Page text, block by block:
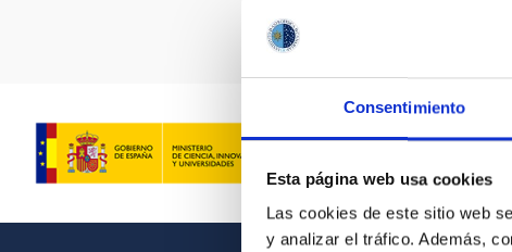
Consentimiento
Esta página web usa cookies
Las cookies de este sitio web
y analizar el tráfico. Además,